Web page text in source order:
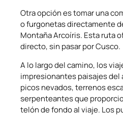
Otra opción es tomar una
o furgonetas directamente
Montaña Arcoíris. Esta ruta
directo, sin pasar por Cusco.
A lo largo del camino, los
impresionantes paisajes del
picos nevados, terrenos
serpenteantes que
telón de fondo al viaje. Los